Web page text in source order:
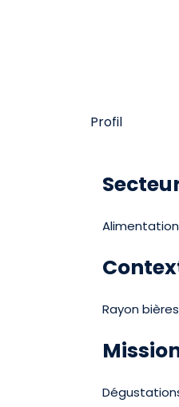
Profil
Rayon